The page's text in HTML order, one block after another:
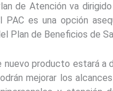
de Atención va
PAC es una opción
Plan de Beneficios de
nuevo producto estará
mejorar los